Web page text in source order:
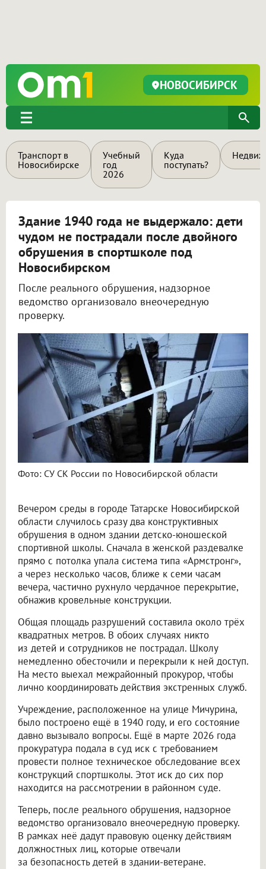
НОВОСИБИРСК
Транспорт в
Новосибирске
Учебный
год
2026
Куда
поступать?
Здание 1940 года не выдержало: дети
чудом не пострадали после двойного
обрушения в спортшколе под
Новосибирском
После реального обрушения, надзорное
ведомство организовало внеочередную
проверку.
Фото: СУ СК России по Новосибирской области
Вечером среды в городе Татарске Новосибирской
области случилось сразу два конструктивных
обрушения в одном здании детско-юношеской
спортивной школы. Сначала в женской раздевалке
прямо с потолка упала система типа «Армстронг»,
а через несколько часов, ближе к семи часам
вечера, частично рухнуло чердачное перекрытие,
обнажив кровельные конструкции.
Общая площадь разрушений составила около трёх
квадратных метров. В обоих случаях никто
из детей и сотрудников не пострадал. Школу
немедленно обесточили и перекрыли к ней доступ.
На место выехал межрайонный прокурор, чтобы
лично координировать действия экстренных служб.
Учреждение, расположенное на улице Мичурина,
было построено ещё в 1940 году, и его состояние
давно вызывало вопросы. Ещё в марте 2026 года
прокуратура подала в суд иск с требованием
провести полное техническое обследование всех
конструкций спортшколы. Этот иск до сих пор
находится на рассмотрении в районном суде.
Теперь, после реального обрушения, надзорное
ведомство организовало внеочередную проверку.
В рамках неё дадут правовую оценку действиям
должностных лиц, которые отвечали
за безопасность детей в здании-ветеране.